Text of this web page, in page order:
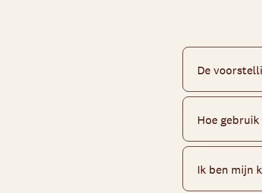
De
Wanneer een
we je. Je
hoeft de
gehoor bellen
Hoe
Je digitaal
vouchercode,
Ik ben mijn